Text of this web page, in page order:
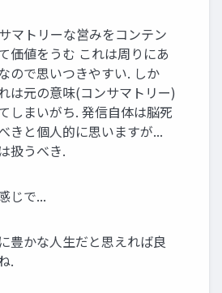
マトリーな営みをコンテン
価値をうむ これは周りにあ
ので思いつきやすい. しか
は元の意味(コンサマトリー)
しまいがち. 発信自体は脳死
きと個人的に思いますが...
扱うべき.
じで...
豊かな人生だと思えれば良
.